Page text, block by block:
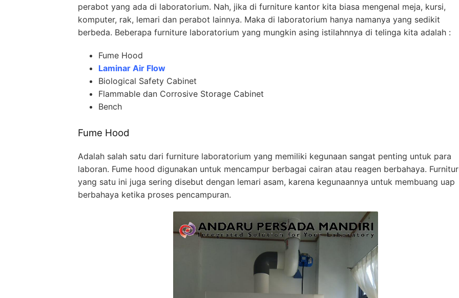
perabot yang ada di laboratorium. Nah, jika di furniture kantor kita biasa mengenal meja, kursi,
komputer, rak, lemari dan perabot lainnya. Maka di laboratorium hanya namanya yang sedikit
berbeda. Beberapa furniture laboratorium yang mungkin asing istilahnnya di telinga kita adalah :
Fume Hood
Laminar Air Flow
Biological Safety Cabinet
Flammable dan Corrosive Storage Cabinet
Bench
Fume Hood
Adalah salah satu dari furniture laboratorium yang memiliki kegunaan sangat penting untuk para
laboran. Fume hood digunakan untuk mencampur berbagai cairan atau reagen berbahaya.
yang satu ini juga sering disebut dengan lemari asam, karena kegunaannya untuk membuang uap
berbahaya ketika proses pencampuran.